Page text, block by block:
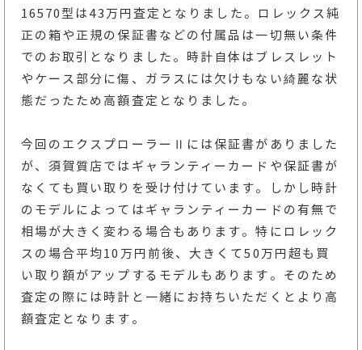
16570型は43万円査定となりました。ロレックス純
正の箱や正規の保証書などの付属品は一切無い条件
でのお取引となりました。時計自体はブレスレット
やケース部分に傷、ガラスには欠けもない綺麗な状
態だったため高額査定となりました。
今回のエクスプローラーⅡには保証書がありました
が、須賀質店ではギャランティーカードや保証書が
なくても買い取りを受け付けています。しかし時計
のモデルによってはギャランティーカードの有無で
相場が大きく変わる場合もあります。特にロレック
スの場合平均10万円前後、大きくて50万円超も買
い取り額がアップするモデルもあります。そのため
査定の際には時計と一緒にお持ちいただくとより高
額査定となります。